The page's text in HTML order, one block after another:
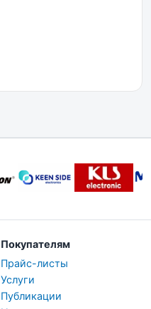
Покупателям
Прайс-листы
Услуги
Публикации